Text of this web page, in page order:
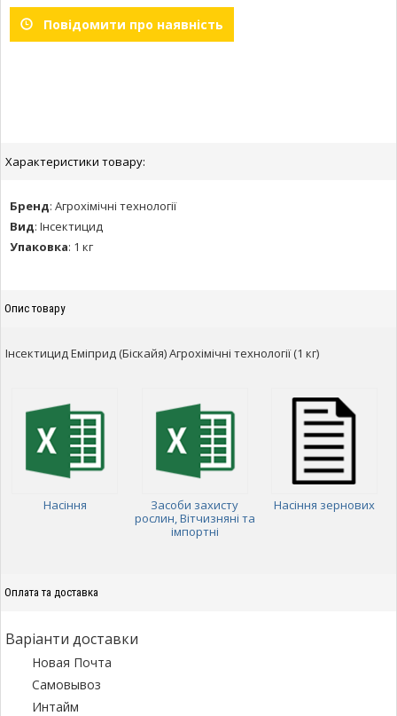
Повідомити про наявність
Характеристики товару:
Бренд: Агрохімічні технології
Вид: Інсектицид
Упаковка: 1 кг
Опис товару
Інсектицид Еміприд (Біскайя) Агрохімічні технології (1 кг)
Насіння
Засоби захисту
рослин, Вітчизняні та
імпортні
Насіння зернових
Оплата та доставка
Варіанти доставки
Новая Почта
Самовывоз
Интайм